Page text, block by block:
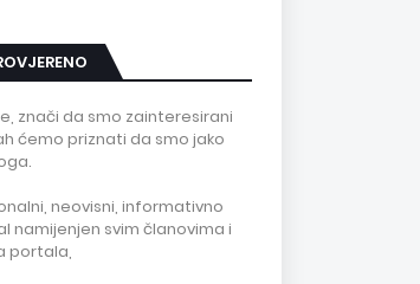
znači da smo zainteresirani
ćemo priznati da smo jako
neovisni, informativno
namijenjen svim članovima i
portala,